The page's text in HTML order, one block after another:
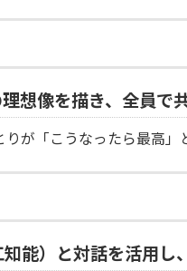
想像を描き、全員で
が「こうなったら最高」
能）と対話を活用し